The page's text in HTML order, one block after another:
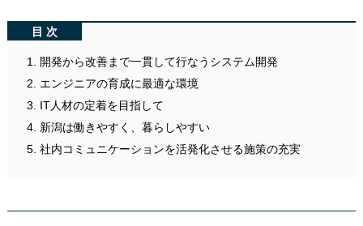
目次
開発から改善まで一貫して行なうシステム開発
エンジニアの育成に最適な環境
IT人材の定着を目指して
新潟は働きやすく、暮らしやすい
社内コミュニケーションを活発化させる施策の充実